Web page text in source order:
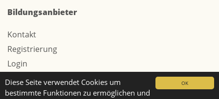
OK
Diese Seite verwendet Cookies um
bestimmte Funktionen zu ermöglichen und
Bildungsanbieter
Kontakt
Registrierung
Login
Werbung / Tarife